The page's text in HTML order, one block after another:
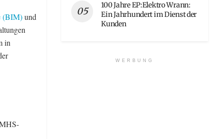
(BIM)und
in
100 Jahre EP:Elektro Wrann:
Ein Jahrhundert im Dienst der
Kunden
WERBUNG